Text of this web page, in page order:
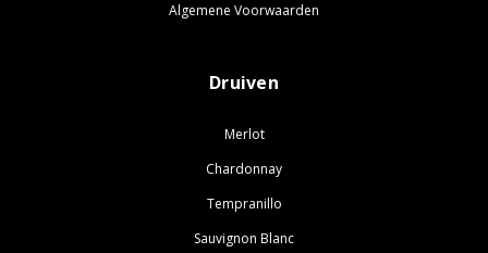
Algemene Voorwaarden
Druiven
Merlot
Chardonnay
Tempranillo
Sauvignon Blanc